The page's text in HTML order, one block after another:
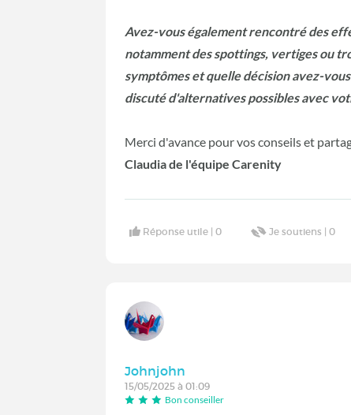
Avez-vous également rencontré des
notamment des spottings, vertiges ou
symptômes et quelle décision avez-
discuté d'alternatives possibles avec
Merci d'avance pour vos conseils et
Claudia de l'équipe Carenity
Réponse utile |0 Je soutiens |0
Johnjohn
15/05/2025 à 01:09
Bon conseiller